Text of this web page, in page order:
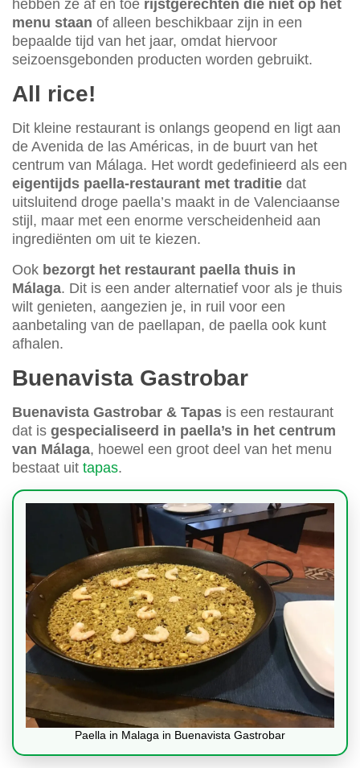
hebben ze af en toe rijstgerechten die niet op het
menu staan of alleen beschikbaar zijn in een
bepaalde tijd van het jaar, omdat hiervoor
seizoensgebonden producten worden gebruikt.
All rice!
Dit kleine restaurant is onlangs geopend en ligt aan
de Avenida de las Américas, in de buurt van het
centrum van Málaga. Het wordt gedefinieerd als een
eigentijds paella-restaurant met traditie dat
uitsluitend droge paella’s maakt in de Valenciaanse
stijl, maar met een enorme verscheidenheid aan
ingrediënten om uit te kiezen.
Ook bezorgt het restaurant paella thuis in
Málaga. Dit is een ander alternatief voor als je thuis
wilt genieten, aangezien je, in ruil voor een
aanbetaling van de paellapan, de paella ook kunt
afhalen.
Buenavista Gastrobar
Buenavista Gastrobar & Tapas is een restaurant
dat is gespecialiseerd in paella’s in het centrum
van Málaga, hoewel een groot deel van het menu
bestaat uit tapas.
Paella in Malaga in Buenavista Gastrobar